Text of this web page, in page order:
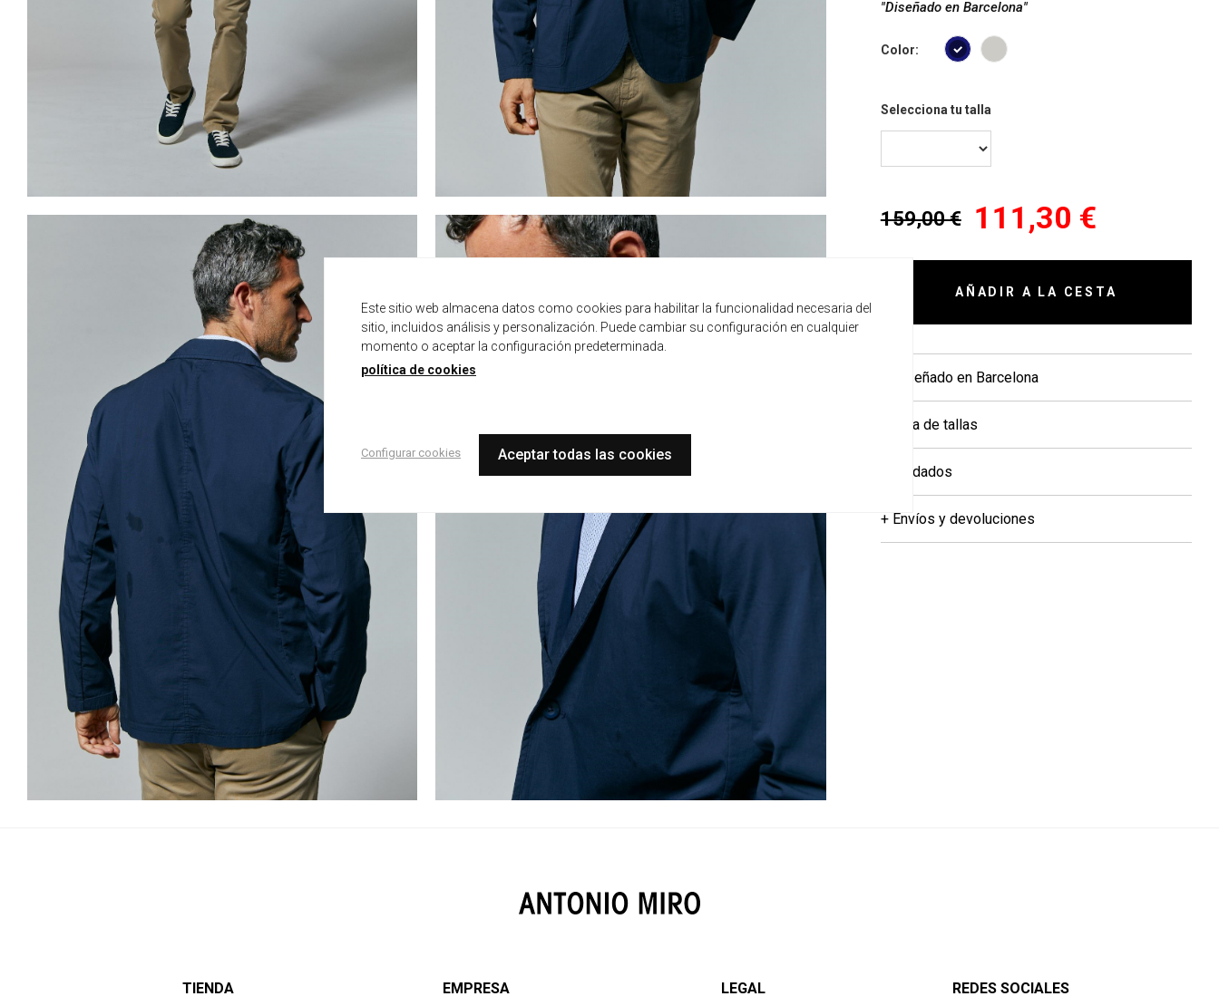
"Diseñado en Barcelona"
Color:
Selecciona tu talla
159,00 € 111,30 €
AÑADIR A LA CESTA
+ Diseñado en Barcelona
+ Guía de tallas
+ Cuidados
+ Envíos y devoluciones
TIENDA EMPRESA LEGAL REDES SOCIALES
Este sitio web almacena datos como cookies para habilitar la funcionalidad necesaria del
sitio, incluidos análisis y personalización. Puede cambiar su configuración en cualquier
momento o aceptar la configuración predeterminada.
política de cookies
Configurar cookies Aceptar todas las cookies